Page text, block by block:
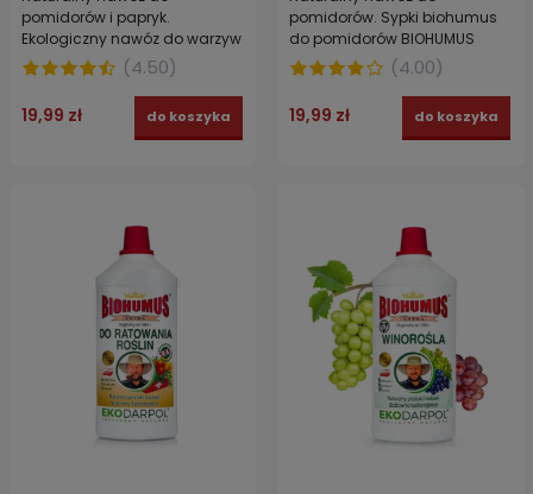
pomidorów i papryk.
Ekologiczny nawóz do warzyw
z hodowli dżdżownic
kalifornijskich BIOHUMUS EXTRA
(4.50)
19,99 zł do koszyka
pomidorów. Sypki biohumus
do pomidorów BIOHUMUS
EXTRA EKODARPOL 1 l
(4.00)
19,99 zł do koszyka